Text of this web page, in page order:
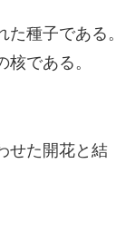
種子である。
である。
せた開花と結